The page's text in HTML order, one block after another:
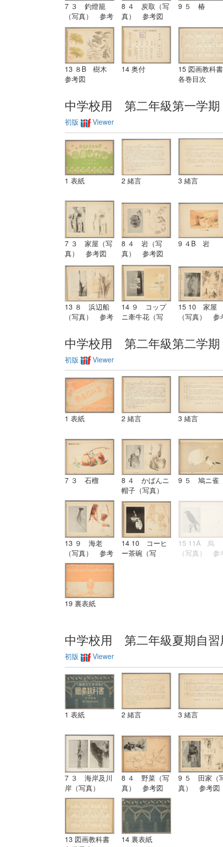
7 ３ 釣燈籠
（写真） 参考
図
8 ４ 炭取（写
真） 参考図
9 ５ 椿
13 ８B 樹木
参考図
14 奥付
15 図画教科書
各巻目次
中学校用 第二年級第一学期
初版 Viewer
1 表紙 2 緒言 3 緒言
7 ３ 家屋（写
真） 参考図
8 ４ 岩（写
真） 参考図
9 ４B 岩
13 ８ 浜辺船
（写真） 参考
14 ９ コップ
ニ牽牛花（写
15 10 家屋
（写真） 参
中学校用 第二年級第二学期
初版 Viewer
1 表紙 2 緒言 3 緒言
7 ３ 石榴
8 ４ かばんニ
帽子（写真）
参考図
9 ５ 鳩ニ雀
13 ９ 海老
（写真） 参考
図
14 10 コーヒ
ー茶碗（写
15 11A 烏
（写真） 参
19 裏表紙
中学校用 第二年級夏期自習
初版 Viewer
1 表紙 2 緒言 3 緒言
7 ３ 海岸及川
岸（写真）
8 ４ 野菜（写
真） 参考図
9 ５ 田家（
真） 参考図
13 図画教科書
14 裏表紙